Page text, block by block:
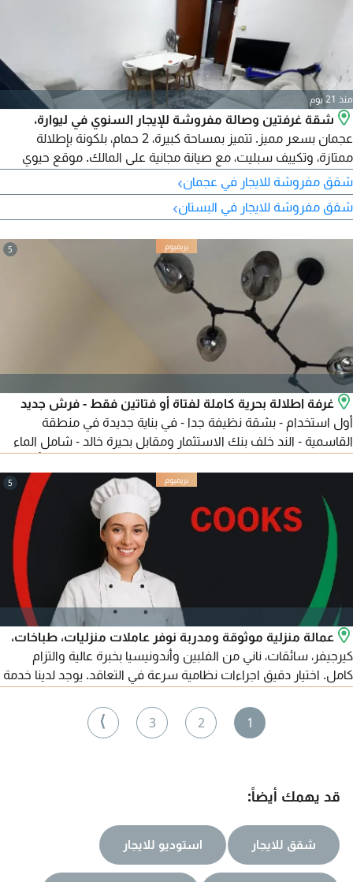
منذ 21 يوم
شقة غرفتين وصالة مفروشة للإيجار السنوي في ليوارة،
عجمان بسعر مميز. تتميز بمساحة كبيرة، 2 حمام، بلكونة بإطلالة
ممتازة، وتكييف سبليت، مع صيانة مجانية على المالك. موقع حيوي
قريب من محطة الباص ومرسى عجمان، وسهولة الوصول إلى
الشارقة ودبي. الإيجار السنوي 33 ألف درهم على 6 دفعات.
شقق مفروشة للايجار في عجمان›
شقق مفروشة للايجار في البستان›
5
غرفة اطلالة بحرية كاملة لفتاة أو فتاتين فقط - فرش جديد
أول استخدام - بشقة نظيفة جدا - في بناية جديدة في منطقة
القاسمية - الند خلف بنك الاستثمار ومقابل بحيرة خالد - شامل الماء
5
عمالة منزلية موثوقة ومدربة نوفر عاملات منزليات، طباخات،
كيرجيفر، سائقات، ناني من الفلبين وأندونيسيا بخبرة عالية والتزام
كامل. اختيار دقيق اجراءات نظامية سرعة في التعاقد. يوجد لدينا خدمة
1
2
3
⟩
قد يهمك أيضاً:
شقق للايجار استوديو للايجار